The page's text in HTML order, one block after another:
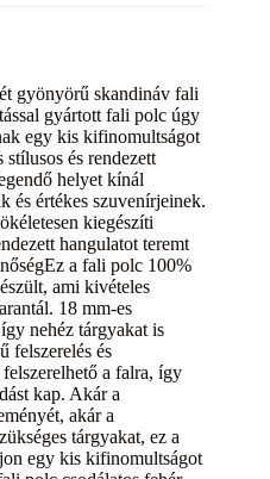
gyönyörű skandináv fali
gyártott fali polc úgy
egy kis kifinomultságot
és rendezett
helyet kínál
és értékes szuvenírjeinek.
kiegészíti
hangulatot teremt
a fali polc 100%
ami kivételes
18 mm-es
nehéz tárgyakat is
felszerelés és
a falra, így
kap. Akár a
akár a
tárgyakat, ez a
egy kis kifinomultságot